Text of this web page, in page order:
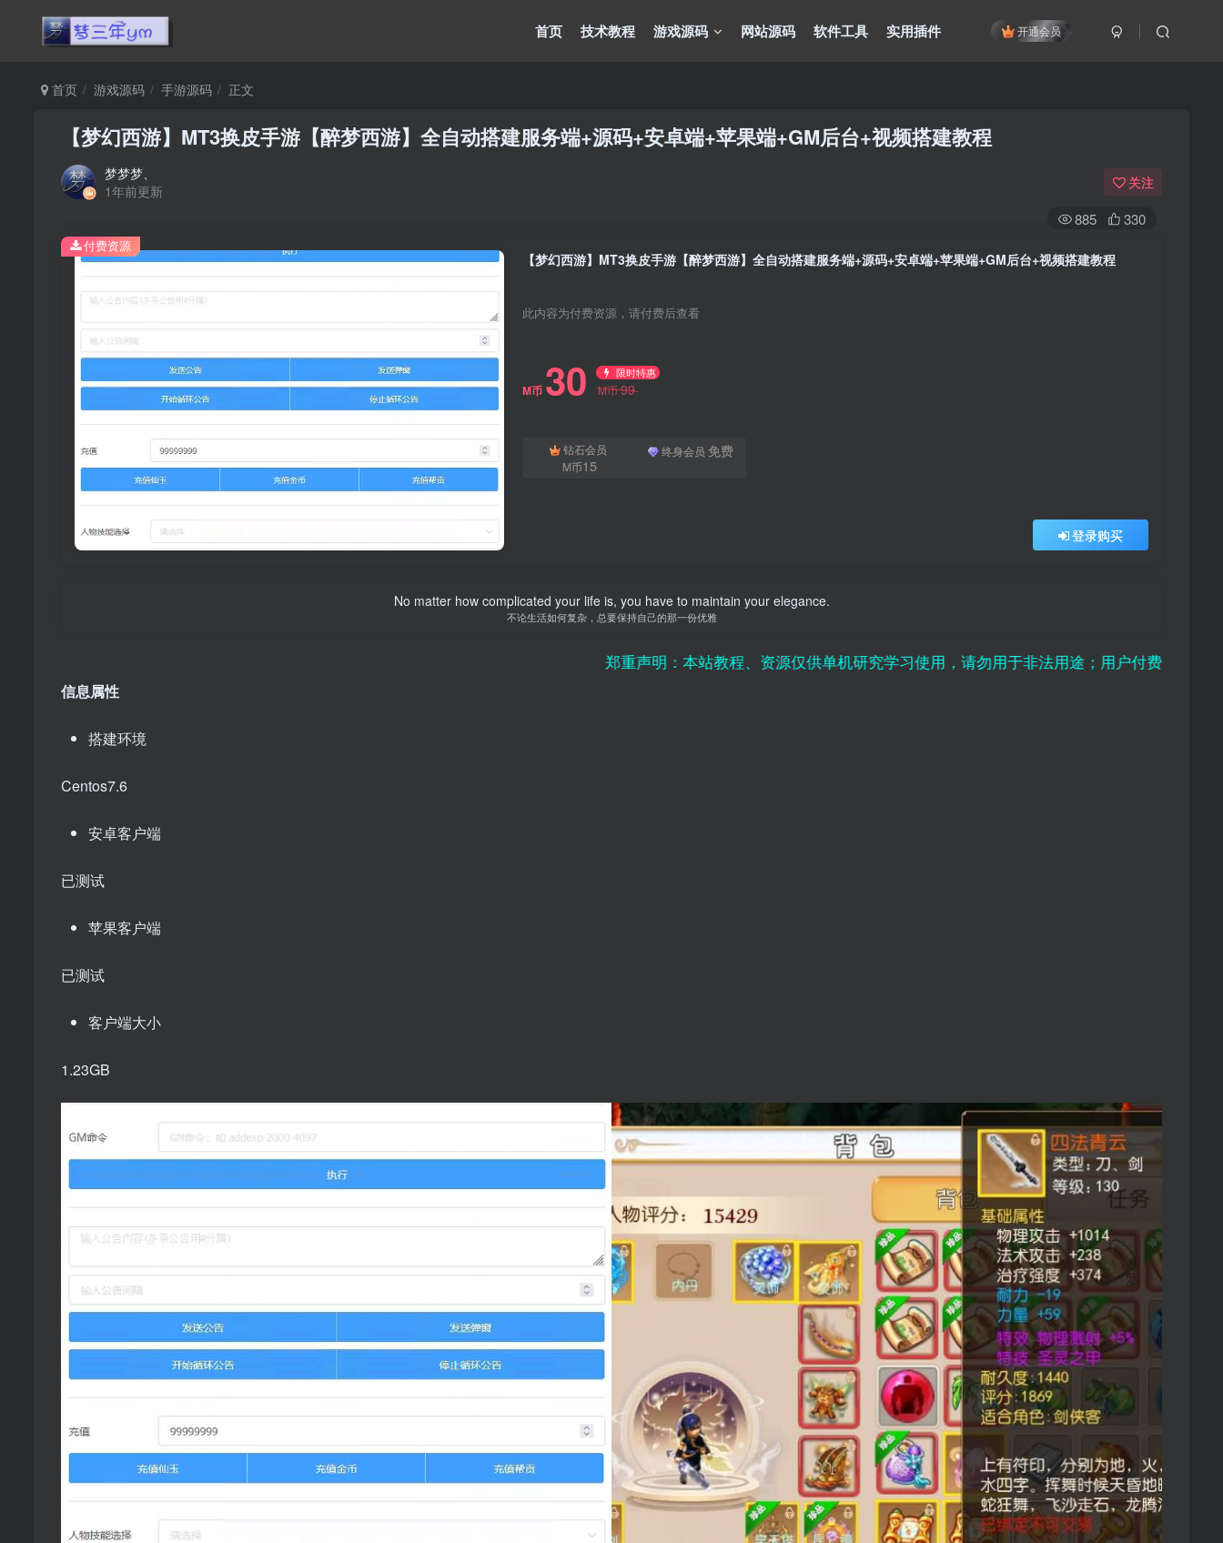
开通会员
首页 技术教程 游戏源码 网站源码 软件工具 实用插件
首页 游戏源码 手游源码 正文
【梦幻西游】MT3换皮手游【醉梦西游】全自动搭建服务端+源码+安卓端+苹果端+GM后台+视频搭建教程
梦梦梦、
1年前更新
关注
885 330
【梦幻西游】MT3换皮手游【醉梦西游】全自动搭建服务端+源码+安卓端+苹果端+GM后台+视频搭建教程
此内容为付费资源，请付费后查看
M币 30 限时特惠
M币99
钻石会员
M币15
终身会员 免费
登录购买
付费资源
No matter how complicated your life is, you have to maintain your elegance.
不论生活如何复杂，总要保持自己的那一份优雅
郑重声明：本站教程、资源仅供单机研究学习使用，请勿用于非法用途；用户付费纯属对平台赞助行为，且虚
信息属性
搭建环境
Centos7.6
安卓客户端
已测试
苹果客户端
已测试
客户端大小
1.23GB